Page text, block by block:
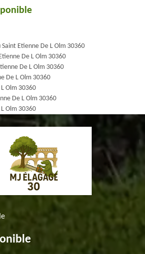
Etienne De L Olm 30360
De L Olm 30360
De L Olm 30360
De L Olm 30360
Olm 30360
De L Olm 30360
Olm 30360